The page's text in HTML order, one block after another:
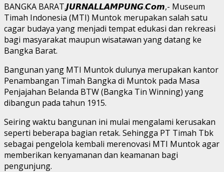
BANGKA BARAT.𝙅𝙐𝙍𝙉𝘼𝙇𝙇𝘼𝙈𝙋𝙐𝙉𝙂.𝘾𝙤𝙢,- Museum
Timah Indonesia (MTI) Muntok merupakan salah satu
cagar budaya yang menjadi tempat edukasi dan rekreasi
bagi masyarakat maupun wisatawan yang datang ke
Bangka Barat.
Bangunan yang MTI Muntok dulunya merupakan kantor
Penambangan Timah Bangka di Muntok pada Masa
Penjajahan Belanda BTW (Bangka Tin Winning) yang
dibangun pada tahun 1915.
Seiring waktu bangunan ini mulai mengalami kerusakan
seperti beberapa bagian retak. Sehingga PT Timah Tbk
sebagai pengelola kembali merenovasi MTI Muntok agar
memberikan kenyamanan dan keamanan bagi
pengunjung.